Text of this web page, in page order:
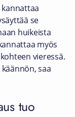
se
huikeista
myös
vieressä.
saa
tuo